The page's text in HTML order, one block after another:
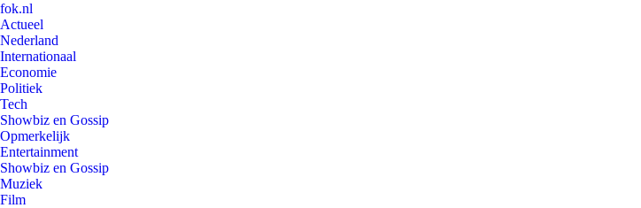
fok.nl
Actueel
Nederland
Internationaal
Economie
Politiek
Tech
Showbiz en Gossip
Opmerkelijk
Entertainment
Showbiz en Gossip
Muziek
Film